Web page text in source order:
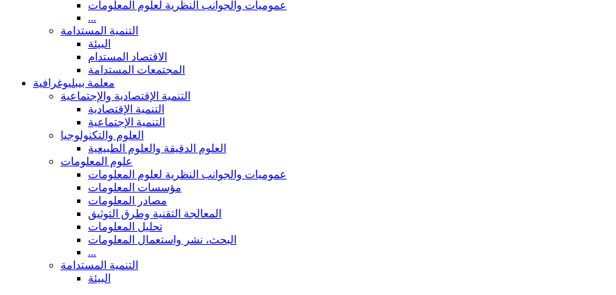
عموميات والجوانب النظرية لعلوم المعلومات
...
التنمية المستدامة
البيئة
الاقتصاد المستدام
المجتمعات المستدامة
معلمة بيبليوغرافية
التنمية الإقتصادية والإجتماعية
التنمية الإقتصادية
التنمية الإجتماعية
العلوم والتكنولوجيا
العلوم الدقيقة والعلوم الطبيعية
علوم المعلومات
عموميات والجوانب النظرية لعلوم المعلومات
مؤسسات المعلومات
مصادر المعلومات
المعالجة التقنية وطرق التوثيق
تحليل المعلومات
البحث، نشر واستعمال المعلومات
...
التنمية المستدامة
البيئة